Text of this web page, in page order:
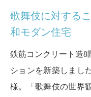
歌舞伎に対する
和モダン住宅
鉄筋コンクリート造8
ションを新築しまし
様。「歌舞伎の世界